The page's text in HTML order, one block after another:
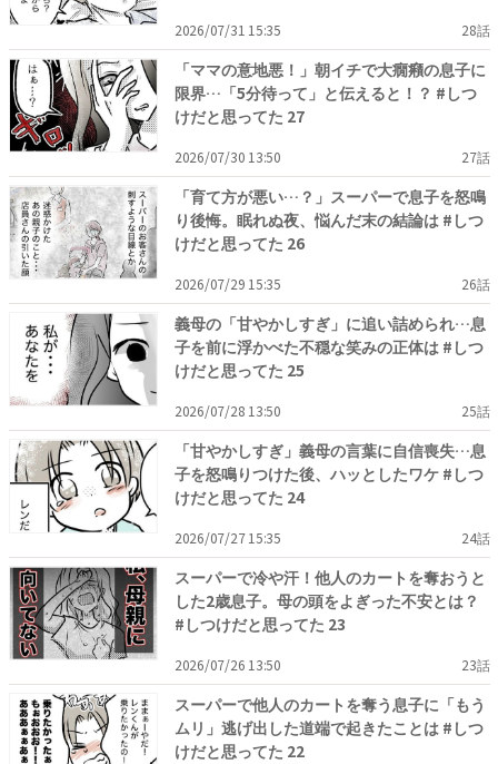
2026/07/31 15:35 28話
「ママの意地悪！」朝イチで大癇癪の息子に
限界…「5分待って」と伝えると！？ #しつ
けだと思ってた 27
2026/07/30 13:50 27話
「育て方が悪い…？」スーパーで息子を怒鳴
り後悔。眠れぬ夜、悩んだ末の結論は #しつ
けだと思ってた 26
2026/07/29 15:35 26話
義母の「甘やかしすぎ」に追い詰められ…息
子を前に浮かべた不穏な笑みの正体は #しつ
けだと思ってた 25
2026/07/28 13:50 25話
「甘やかしすぎ」義母の言葉に自信喪失…息
子を怒鳴りつけた後、ハッとしたワケ #しつ
けだと思ってた 24
2026/07/27 15:35 24話
スーパーで冷や汗！他人のカートを奪おうと
した2歳息子。母の頭をよぎった不安とは？
#しつけだと思ってた 23
2026/07/26 13:50 23話
スーパーで他人のカートを奪う息子に「もう
ムリ」逃げ出した道端で起きたことは #しつ
けだと思ってた 22